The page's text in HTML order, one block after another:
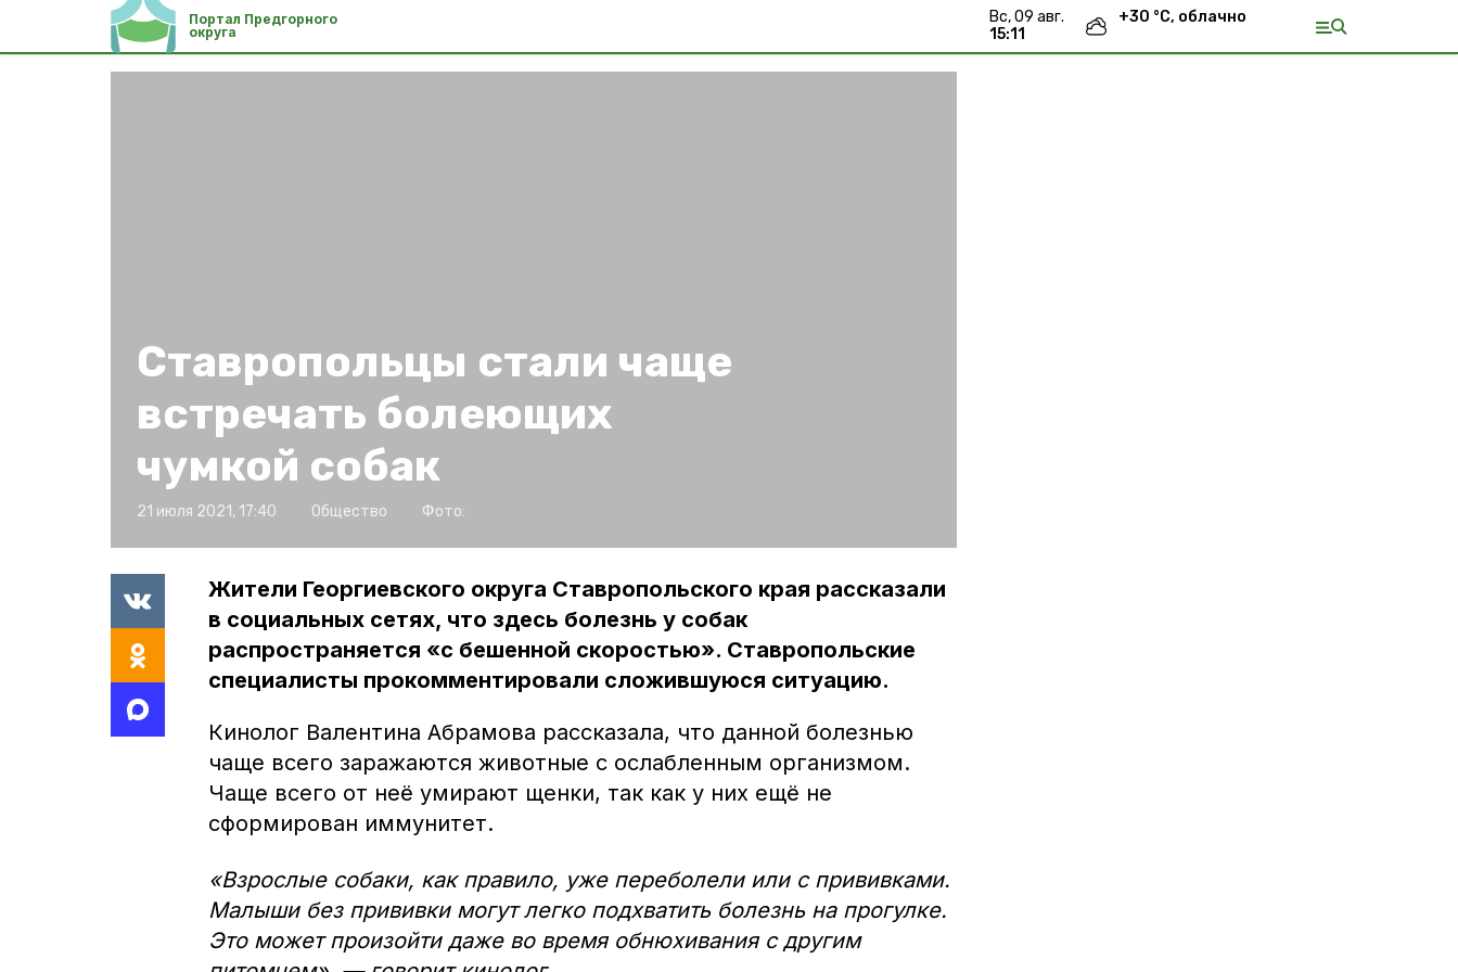
Портал Предгорного
округа
вс, 09 авг.
15:11
+30 °С, облачно
Ставропольцы стали чаще
встречать болеющих
чумкой собак
21 июля 2021, 17:40 Общество Фото:
Жители Георгиевского округа Ставропольского края рассказали
в социальных сетях, что здесь болезнь у собак
распространяется «с бешенной скоростью». Ставропольские
специалисты прокомментировали сложившуюся ситуацию.
Кинолог Валентина Абрамова рассказала, что данной болезнью
чаще всего заражаются животные с ослабленным организмом.
Чаще всего от неё умирают щенки, так как у них ещё не
сформирован иммунитет.
«Взрослые собаки, как правило, уже переболели или с прививками.
Малыши без прививки могут легко подхватить болезнь на прогулке.
Это может произойти даже во время обнюхивания с другим